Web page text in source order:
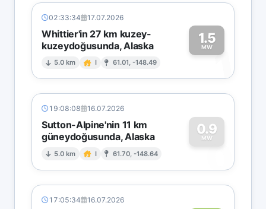
02:33:34 17.07.2026
Whittier'in 27 km kuzey-
kuzeydoğusunda, Alaska
5.0 km I 61.01, -148.49
1.5
MW1
19:08:08 16.07.2026
Sutton-Alpine'nin 11 km
güneydoğusunda, Alaska
5.0 km I 61.70, -148.64
0.9
MW
0
17:05:34 16.07.2026